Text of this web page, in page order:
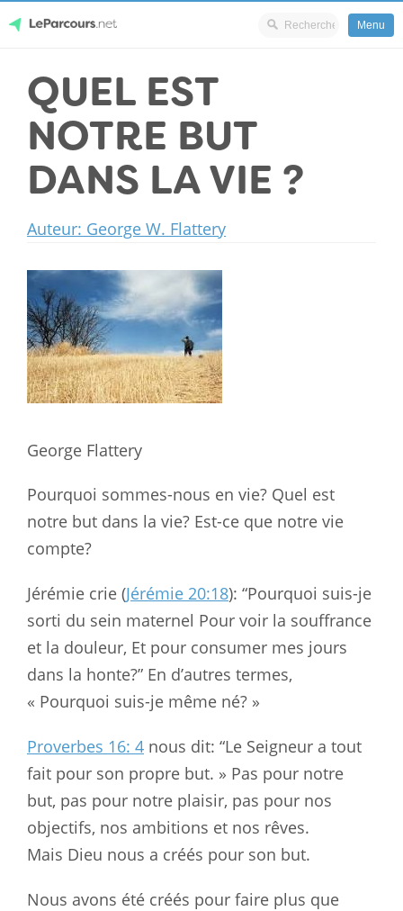
content
LeParcours.net
Menu
QUEL EST
NOTRE BUT
DANS LA VIE ?
Auteur: George W. Flattery
George Flattery
Pourquoi sommes-nous en vie? Quel est
notre but dans la vie? Est-ce que notre vie
compte?
Jérémie crie (Jérémie 20:18): “Pourquoi suis-je
sorti du sein maternel Pour voir la souffrance
et la douleur, Et pour consumer mes jours
dans la honte?” En d’autres termes,
« Pourquoi suis-je même né? »
Proverbes 16: 4 nous dit: “Le Seigneur a tout
fait pour son propre but. » Pas pour notre
but, pas pour notre plaisir, pas pour nos
objectifs, nos ambitions et nos rêves.
Mais Dieu nous a créés pour son but.
Nous avons été créés pour faire plus que